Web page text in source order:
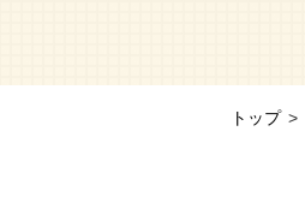
トップ